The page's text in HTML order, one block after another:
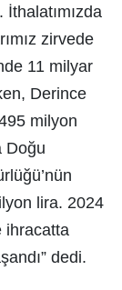
zirvede
11 milyar
Derince
milyon
Doğu
lira. 2024
ihracatta
dedi.